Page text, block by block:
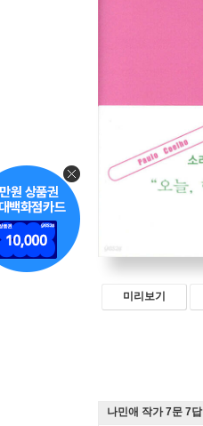
미리보기
나민애 작가 7문 7답